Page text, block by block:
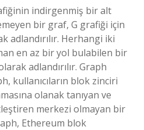
indirgenmiş bir alt
bir graf, G grafiği için
adlandırılır. Herhangi iki
en az bir yol bulabilen bir
adlandırılır. Graph
kullanıcıların blok zinciri
olanak tanıyan ve
merkezi olmayan bir
Ethereum blok